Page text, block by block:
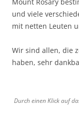
und viele
mit netten Leuten
Wir sind allen, die
haben, sehr
Durch einen Klick auf